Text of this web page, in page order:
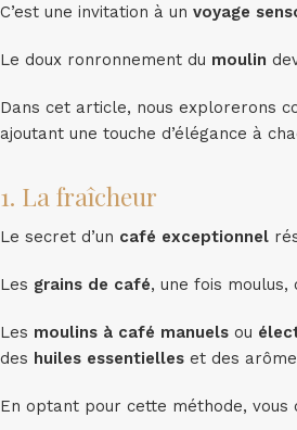
C’est une invitation à un voyage
Le doux ronronnement du moulin
Dans cet article, nous explorerons
ajoutant une touche d’élégance à
1. La fraîcheur
Le secret d’un café exceptionnel
Les grains de café, une fois
Les moulins à café manuels ou
des huiles essentielles et des
En optant pour cette méthode, vous